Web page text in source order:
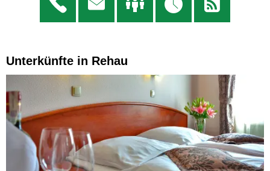
Unterkünfte in Rehau